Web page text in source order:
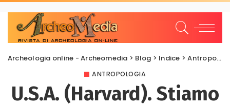
Archeologia online - Archeomedia > Blog > Indice >Antropologia
ANTROPOLOGIA
U.S.A. (Harvard). Stiamo